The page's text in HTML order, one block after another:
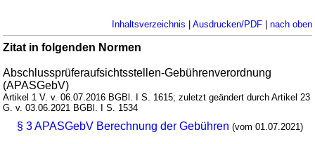
Inhaltsverzeichnis | Ausdrucken/PDF| nach oben
Zitat in folgenden Normen
Abschlussprüferaufsichtsstellen-Gebührenverordnung
(APASGebV)
Artikel 1 V. v. 06.07.2016 BGBl. I S. 1615; zuletzt geändert durch Artikel 23
G. v. 03.06.2021 BGBl. I S. 1534
§ 3 APASGebV Berechnung der Gebühren (vom 01.07.2021)